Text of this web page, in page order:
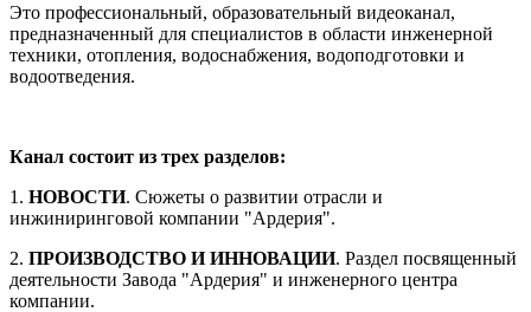
Это профессиональный, образовательный видеоканал,
предназначенный для специалистов в области инженерной
техники, отопления, водоснабжения, водоподготовки и
водоотведения.
Канал состоит из трех разделов:
1. НОВОСТИ. Сюжеты о развитии отрасли и
инжиниринговой компании "Ардерия".
2. ПРОИЗВОДСТВО И ИННОВАЦИИ. Раздел посвященный
деятельности Завода "Ардерия" и инженерного центра
компании.